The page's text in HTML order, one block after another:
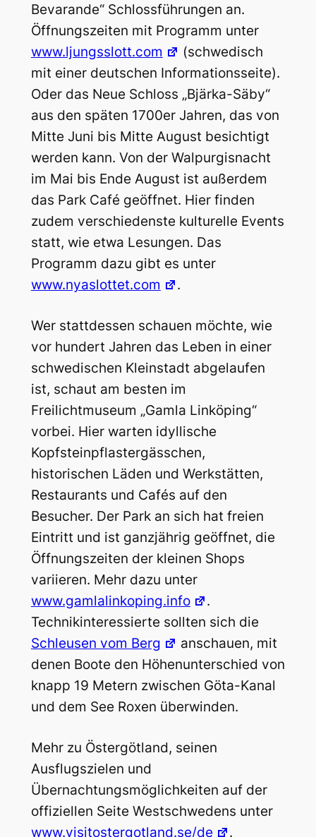
Bevarande“ Schlossführungen an.
Öffnungszeiten mit Programm unter
www.ljungsslott.com
(schwedisch
mit einer deutschen Informationsseite).
Oder das Neue Schloss „Bjärka-Säby“
aus den späten 1700er Jahren, das von
Mitte Juni bis Mitte August besichtigt
werden kann. Von der Walpurgisnacht
im Mai bis Ende August ist außerdem
das Park Café geöffnet. Hier finden
zudem verschiedenste kulturelle Events
statt, wie etwa Lesungen. Das
Programm dazu gibt es unter
www.nyaslottet.com
.
Wer stattdessen schauen möchte, wie
vor hundert Jahren das Leben in einer
schwedischen Kleinstadt abgelaufen
ist, schaut am besten im
Freilichtmuseum „Gamla Linköping“
vorbei. Hier warten idyllische
Kopfsteinpflastergässchen,
historischen Läden und Werkstätten,
Restaurants und Cafés auf den
Besucher. Der Park an sich hat freien
Eintritt und ist ganzjährig geöffnet, die
Öffnungszeiten der kleinen Shops
variieren. Mehr dazu unter
www.gamlalinkoping.info
.
Technikinteressierte sollten sich die
Schleusen vom Berg
anschauen, mit
denen Boote den Höhenunterschied von
knapp 19 Metern zwischen Göta-Kanal
und dem See Roxen überwinden.
Mehr zu Östergötland, seinen
Ausflugszielen und
Übernachtungsmöglichkeiten auf der
offiziellen Seite Westschwedens unter
www.visitostergotland.se/de
.